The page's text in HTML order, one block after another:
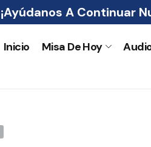
¡Ayúdanos A Continuar
Inicio Misa De Hoy